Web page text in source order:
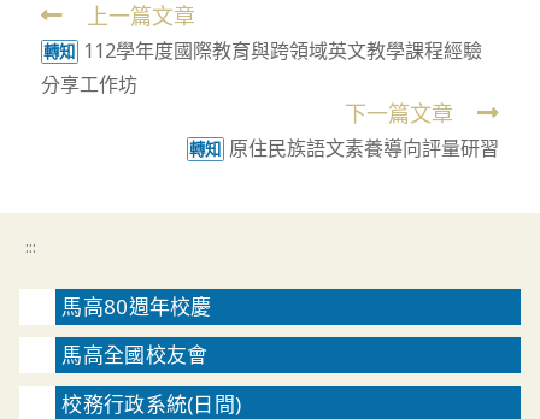
Read
more
articles
上一篇文章
轉知 112學年度國際教育與跨領域英文教學課程經驗
分享工作坊
下一篇文章
轉知 原住民族語文素養導向評量研習
:::
馬高80週年校慶
馬高全國校友會
校務行政系統(日間)